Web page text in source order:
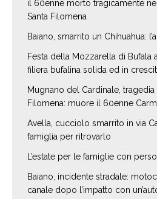
il 60enne morto tragicamente
Santa Filomena
Baiano, smarrito un Chihuahua:
Festa della Mozzarella di Bufala
filiera bufalina solida ed in
Mugnano del Cardinale,
Filomena: muore il 60enne
Avella, cucciolo smarrito in via
famiglia per ritrovarlo
L’estate per le famiglie con
Baiano, incidente stradale:
canale dopo l’impatto con